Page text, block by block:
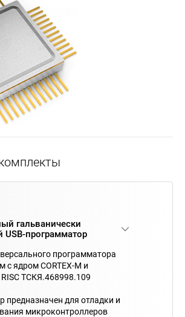
гальванически
USB-программатор
программатора
с ядром CORTEX-M и
RISC ТСКЯ.468998.109
предназначен для отладки и
микроконтроллеров